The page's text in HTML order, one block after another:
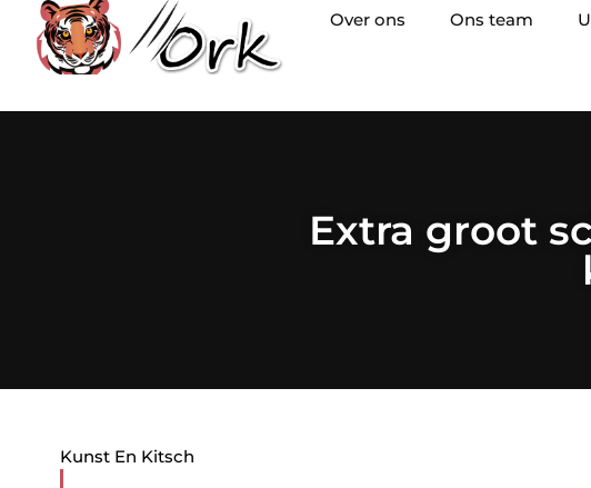
Over ons Ons team
Extra groot
Kunst En Kitsch